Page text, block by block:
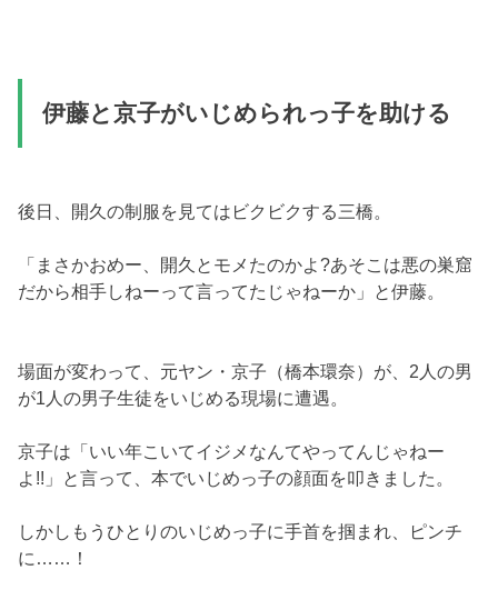
伊藤と京子がいじめられっ子を助ける
後日、開久の制服を見てはビクビクする三橋。
「まさかおめー、開久とモメたのかよ?あそこは悪の巣窟
だから相手しねーって言ってたじゃねーか」と伊藤。
場面が変わって、元ヤン・京子（橋本環奈）が、2人の男
が1人の男子生徒をいじめる現場に遭遇。
京子は「いい年こいてイジメなんてやってんじゃねー
よ!!」と言って、本でいじめっ子の顔面を叩きました。
しかしもうひとりのいじめっ子に手首を掴まれ、ピンチ
に……！